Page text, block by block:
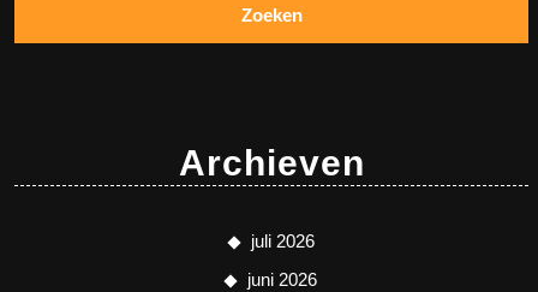
Archieven
juli 2026
juni 2026